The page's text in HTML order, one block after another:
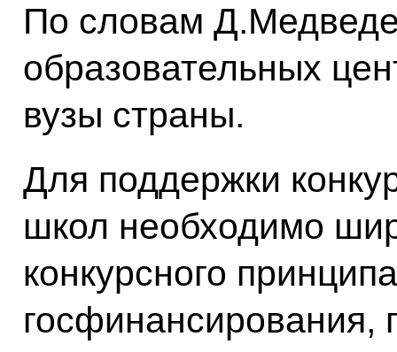
По словам
образовательных
вузы страны.
Для поддержки
школ необходимо
конкурсного
госфинансирования,